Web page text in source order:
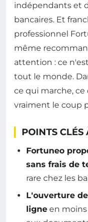
indépendants et
bancaires. Et
professionnel
même
attention : ce
tout le monde.
ce qui marche, ce
vraiment le coup
POINTS CLÉS
Fortuneo
sans frais de
rare chez les
L'ouverture
ligne en